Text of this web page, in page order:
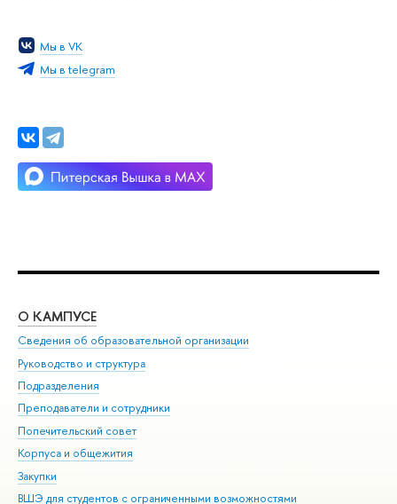
Мы в VK
Мы в telegram
О КАМПУСЕ
Сведения об образовательной организации
Руководство и структура
Подразделения
Преподаватели и сотрудники
Попечительский совет
Корпуса и общежития
Закупки
ВШЭ для студентов с ограниченными возможностями